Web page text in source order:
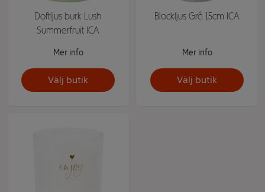
Doftljus burk Lush
Summerfruit ICA
Mer info
Välj butik
Blockljus Grå 15cm ICA
Mer info
Välj butik